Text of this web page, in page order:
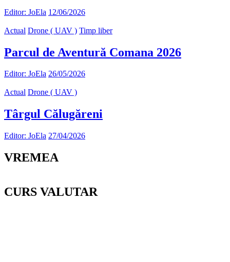
Editor: JoEla 12/06/2026
Actual Drone ( UAV ) Timp liber
Parcul de Aventură Comana 2026
Editor: JoEla 26/05/2026
Actual Drone ( UAV )
Târgul Călugăreni
Editor: JoEla 27/04/2026
VREMEA
CURS VALUTAR